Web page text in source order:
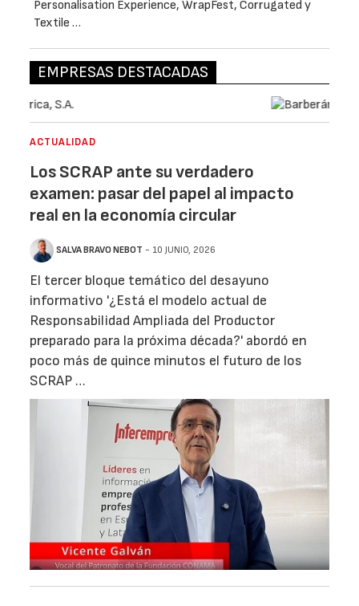
Personalisation Experience, WrapFest, Corrugated y
Textile …
EMPRESAS DESTACADAS
ACTUALIDAD
Los SCRAP ante su verdadero
examen: pasar del papel al impacto
real en la economía circular
SALVA BRAVO NEBOT - 10 JUNIO, 2026
El tercer bloque temático del desayuno
informativo '¿Está el modelo actual de
Responsabilidad Ampliada del Productor
preparado para la próxima década?' abordó en
poco más de quince minutos el futuro de los
SCRAP …